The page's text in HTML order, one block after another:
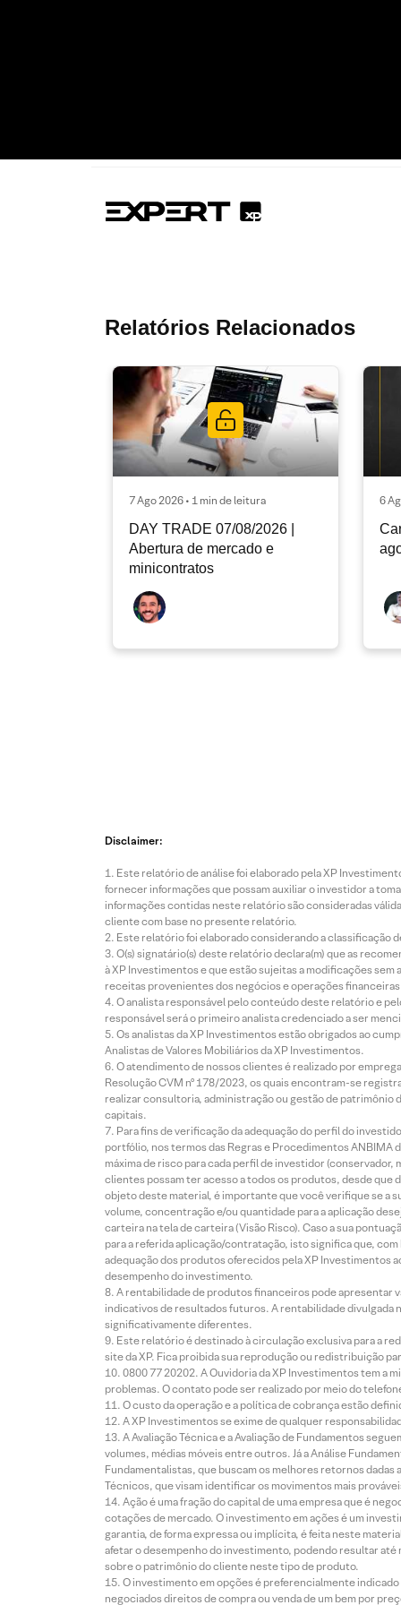
Relatórios Relacionados
7 Ago 2026 • 1 min de leitura
DAY TRADE 07/08/2026 |
Abertura de mercado e
minicontratos
6
Disclaimer:
Este relatório de análise foi elaborado pela XP
fornecer informações que possam auxiliar o investidor a
informações contidas neste relatório são consideradas
cliente com base no presente relatório.
Este relatório foi elaborado considerando a classificação
O(s) signatário(s) deste relatório declara(m) que as
à XP Investimentos e que estão sujeitas a modificações
receitas provenientes dos negócios e operações
O analista responsável pelo conteúdo deste relatório e
responsável será o primeiro analista credenciado a ser
Os analistas da XP Investimentos estão obrigados ao
Analistas de Valores Mobiliários da XP Investimentos.
O atendimento de nossos clientes é realizado por
Resolução CVM nº 178/2023, os quais encontram-se
realizar consultoria, administração ou gestão de patrimônio
capitais.
Para fins de verificação da adequação do perfil do
portfólio, nos termos das Regras e Procedimentos
máxima de risco para cada perfil de investidor
clientes possam ter acesso a todos os produtos, desde que
objeto deste material, é importante que você verifique se a
volume, concentração e/ou quantidade para a aplicação
carteira na tela de carteira (Visão Risco). Caso a sua
para a referida aplicação/contratação, isto significa que,
adequação dos produtos oferecidos pela XP Investimentos
desempenho do investimento.
A rentabilidade de produtos financeiros pode apresentar
indicativos de resultados futuros. A rentabilidade divulgada
significativamente diferentes.
Este relatório é destinado à circulação exclusiva para a
site da XP. Fica proibida sua reprodução ou redistribuição
0800 77 20202. A Ouvidoria da XP Investimentos tem a
problemas. O contato pode ser realizado por meio do
O custo da operação e a política de cobrança estão
A XP Investimentos se exime de qualquer
A Avaliação Técnica e a Avaliação de Fundamentos
volumes, médias móveis entre outros. Já a Análise
Fundamentalistas, que buscam os melhores retornos
Técnicos, que visam identificar os movimentos mais
Ação é uma fração do capital de uma empresa que é
cotações de mercado. O investimento em ações é um
garantia, de forma expressa ou implícita, é feita neste
afetar o desempenho do investimento, podendo resultar
sobre o patrimônio do cliente neste tipo de produto.
O investimento em opções é preferencialmente
negociados direitos de compra ou venda de um bem por